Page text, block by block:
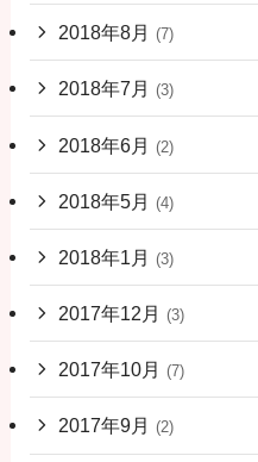
2018年8月 (7)
2018年7月 (3)
2018年6月 (2)
2018年5月 (4)
2018年1月 (3)
2017年12月 (3)
2017年10月 (7)
2017年9月 (2)